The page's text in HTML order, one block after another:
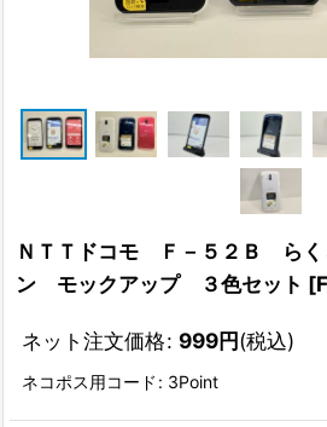
ＮＴＴドコモ Ｆ－５２Ｂ らく
ン モックアップ ３色セット [
ネット注文価格: 999円(税込)
ネコポス用コード : 3Point